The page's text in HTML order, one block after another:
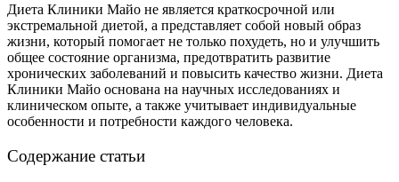
Диета Клиники Майо не является краткосрочной или
экстремальной диетой, а представляет собой новый образ
жизни, который помогает не только похудеть, но и улучшить
общее состояние организма, предотвратить развитие
хронических заболеваний и повысить качество жизни. Диета
Клиники Майо основана на научных исследованиях и
клиническом опыте, а также учитывает индивидуальные
особенности и потребности каждого человека.
Содержание статьи